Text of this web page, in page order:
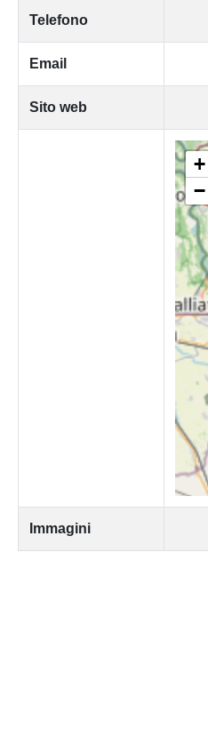
Telefono
Email
Sito web
+
−
Immagini